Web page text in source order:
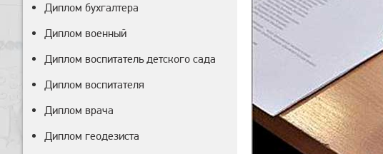
Диплом бухгалтера
Диплом военный
Диплом воспитатель детского сада
Диплом воспитателя
Диплом врача
Диплом геодезиста